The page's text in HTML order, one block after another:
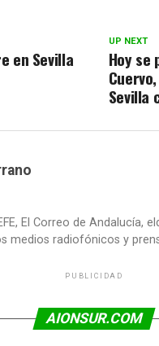
UP NEXT
Hoy se
Sevilla
en Sevilla
El Correo de Andalucía,
medios radiofónicos y
PUBLICIDAD
AIONSUR.COM